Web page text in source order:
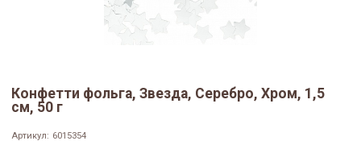
Конфетти фольга, Звезда, Серебро, Хром, 1,5
см, 50 г
Артикул: 6015354